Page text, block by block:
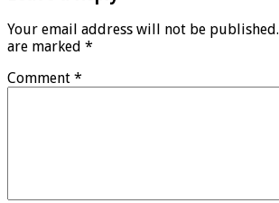
Your email address will not be published.
are marked *
Comment *